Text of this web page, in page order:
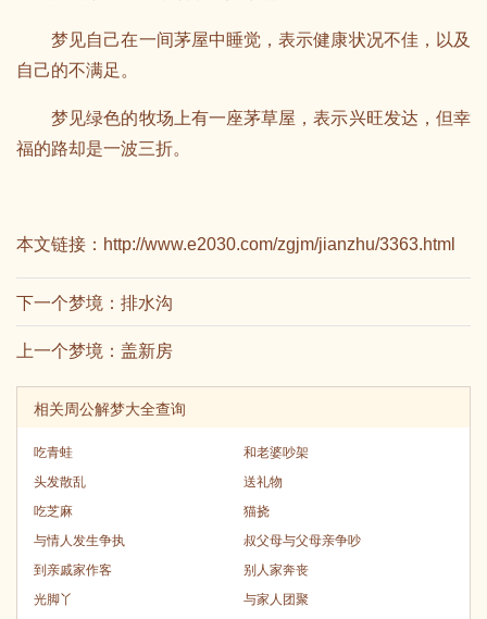
梦见自己在一间茅屋中睡觉，表示健康状况不佳，以及
自己的不满足。
梦见绿色的牧场上有一座茅草屋，表示兴旺发达，但幸
福的路却是一波三折。
本文链接： http://www.e2030.com/zgjm/jianzhu/3363.html
下一个梦境： 排水沟
上一个梦境： 盖新房
相关周公解梦大全查询
吃青蛙
和老婆吵架
头发散乱
送礼物
吃芝麻
猫挠
与情人发生争执
叔父母与父母亲争吵
到亲戚家作客
别人家奔丧
光脚丫
与家人团聚